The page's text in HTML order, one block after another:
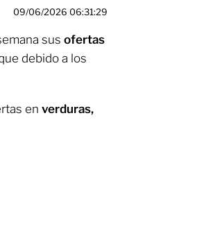
09/06/2026 06:31:29
sus ofertas
debido a los
en verduras,